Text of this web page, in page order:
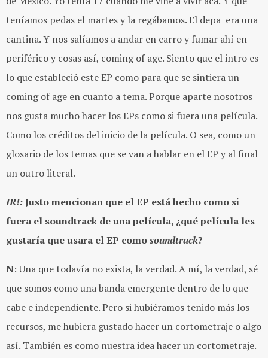
teníamos pedas el martes y la regábamos. El depa era una
cantina. Y nos salíamos a andar en carro y fumar ahí en
periférico y cosas así, coming of age. Siento que el intro es
lo que estableció este EP como para que se sintiera un
coming of age en cuanto a tema. Porque aparte nosotros
nos gusta mucho hacer los EPs como si fuera una película.
Como los créditos del inicio de la película. O sea, como un
glosario de los temas que se van a hablar en el EP y al final
un outro literal.
IR!:Justo mencionan que el EP está hecho como si
fuera el soundtrack de una película, ¿qué película les
gustaría que usara el EP comosoundtrack?
N: Una que todavía no exista, la verdad. A mí, la verdad, sé
que somos como una banda emergente dentro de lo que
cabe e independiente. Pero si hubiéramos tenido más los
recursos, me hubiera gustado hacer un cortometraje o algo
así. También es como nuestra idea hacer un cortometraje.